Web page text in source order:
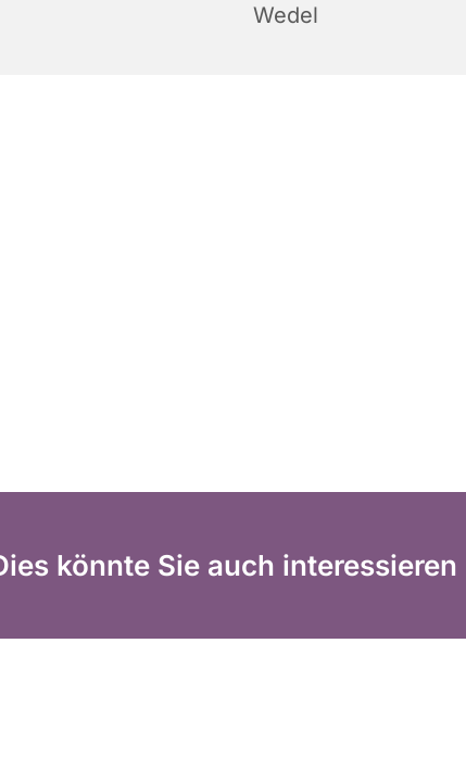
Wedel
könnte Sie auch interessieren